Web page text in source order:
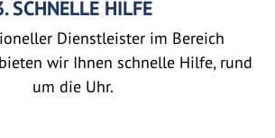
SCHNELLE HILFE
Dienstleister im Bereich
wir Ihnen schnelle Hilfe, rund
um die Uhr.